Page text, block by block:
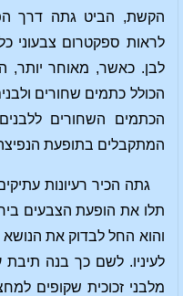
הקשת, הביט גתה דרך
לראות ספקטרום צבעוני
לבן. כאשר, מאוחר יותר,
הכולל כתמים שחורים
הכתמים השחורים
המתקבלים בתופעת
גתה הכיר רעיונות
תלו את הופעת הצבעים
והוא החל לבדוק את
לעיניו. לשם כך בנה
מלבני זכוכית שקופים